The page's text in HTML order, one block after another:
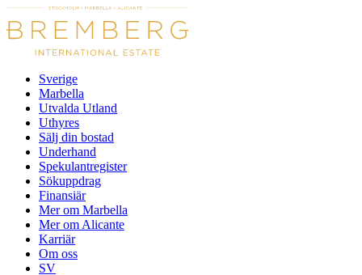
Sverige
Marbella
Utvalda Utland
Uthyres
Sälj din bostad
Underhand
Spekulantregister
Sökuppdrag
Finansiär
Mer om Marbella
Mer om Alicante
Karriär
Om oss
SV